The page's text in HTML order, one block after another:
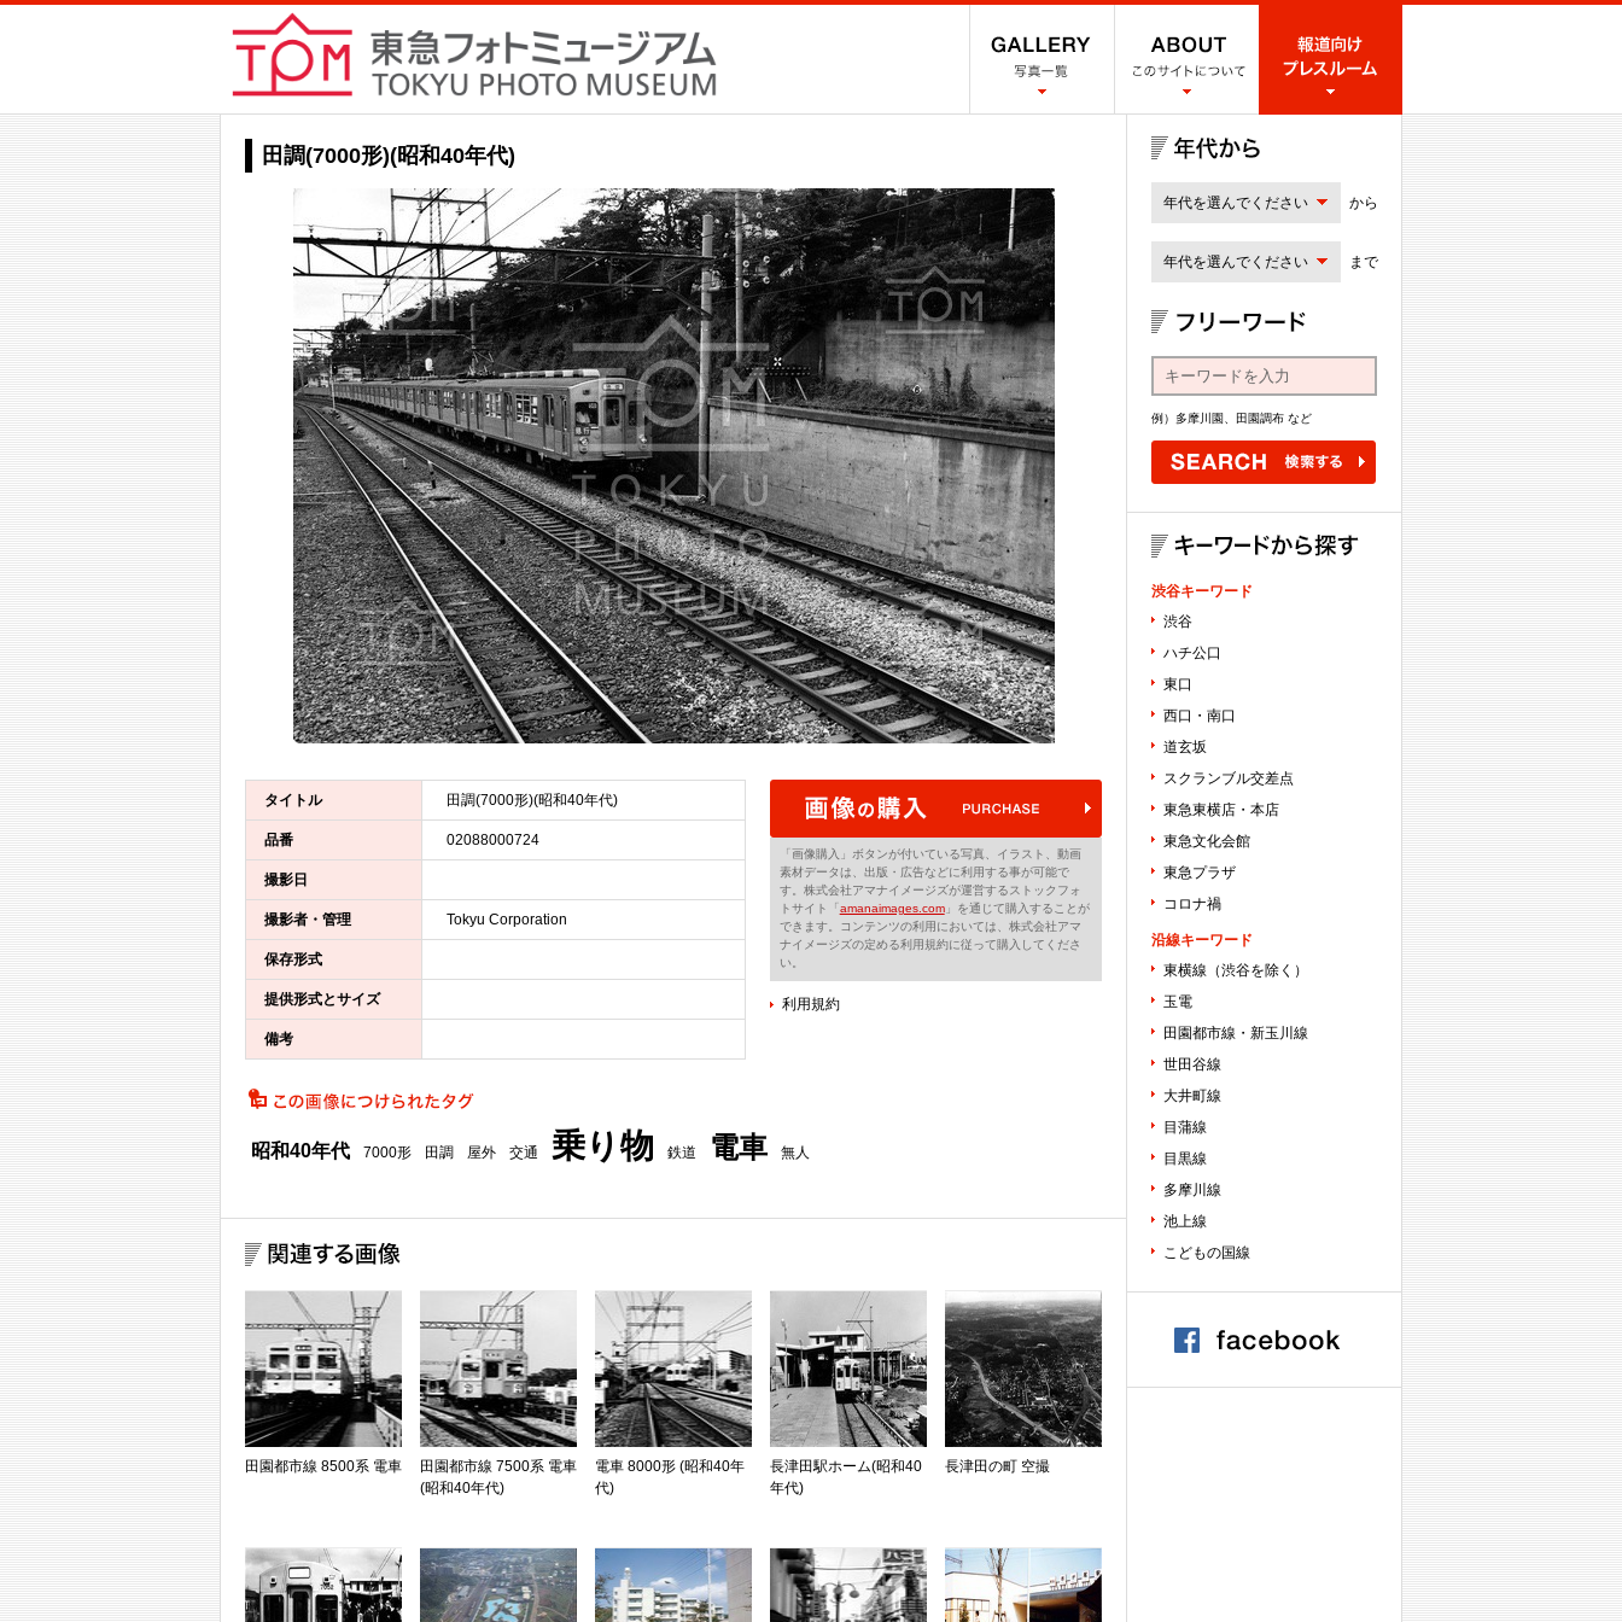
田調(7000形)(昭和40年代)
タイトル 田調(7000形)(昭和40年代)
品番 02088000724
撮影日
撮影者・管理 Tokyu Corporation
保存形式
提供形式とサイズ
備考
「画像購入」ボタンが付いている写真、イラスト、動画
素材データは、出版・広告などに利用する事が可能で
す。株式会社アマナイメージズが運営するストックフォ
トサイト「amanaimages.com」を通じて購入することが
できます。コンテンツの利用においては、株式会社アマ
ナイメージズの定める利用規約に従って購入してくださ
い。
利用規約
昭和40年代 7000形 田調 屋外 交通 乗り物 鉄道 電車 無人
田園都市線 8500系 電車
田園都市線 7500系 電車
(昭和40年代)
電車 8000形 (昭和40年
代)
長津田駅ホーム(昭和40
年代)
長津田の町 空撮
年代を選んでください から
年代を選んでください まで
例）多摩川園、田園調布 など
渋谷キーワード
渋谷
ハチ公口
東口
西口・南口
道玄坂
スクランブル交差点
東急東横店・本店
東急文化会館
東急プラザ
コロナ禍
沿線キーワード
東横線（渋谷を除く）
玉電
田園都市線・新玉川線
世田谷線
大井町線
目蒲線
目黒線
多摩川線
池上線
こどもの国線